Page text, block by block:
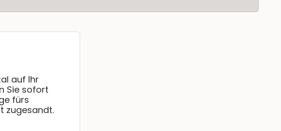
auf Ihr
Sie sofort
fürs
zugesandt.